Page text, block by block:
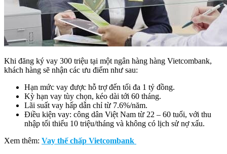
Khi đăng ký vay 300 triệu tại một ngân hàng hàng Vietcombank,
khách hàng sẽ nhận các ưu điểm như sau:
Hạn mức vay được hỗ trợ đến tối đa 1 tỷ đồng.
Kỳ hạn vay tùy chọn, kéo dài tới 60 tháng.
Lãi suất vay hấp dẫn chỉ từ 7.6%/năm.
Điều kiện vay: công dân Việt Nam từ 22 – 60 tuổi, với thu
nhập tối thiểu 10 triệu/tháng và không có lịch sử nợ xấu.
Xem thêm: Vay thế chấp Vietcombank